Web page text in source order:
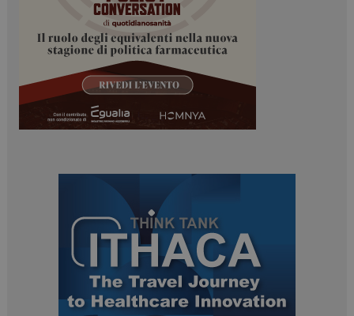
I cookie necessari contribuiscono a rendere fruibile il
sito web abilitandone funzionalità di base quali la
navigazione sulle pagine e l'accesso alle aree
protette del sito. Il sito web non è in grado di
funzionare correttamente senza questi cookie.
NOME
FORNITORE / DOMINIO
.dailyhealthindustry.it